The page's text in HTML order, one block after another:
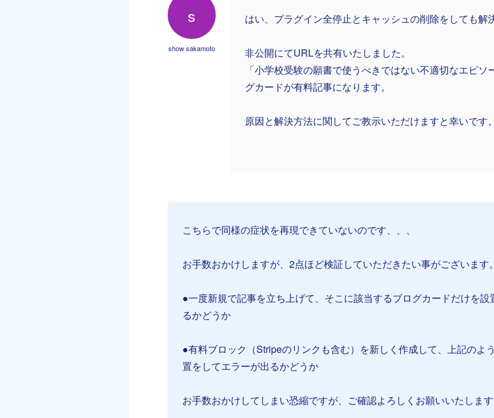
s
show sakamoto
はい、プラグイン全停止とキャッシュの削除をしても解
非公開にてURLを共有いたしました。
「小学校受験の願書で使うべきではない不適切なエピ
グカードが有料記事になります。
原因と解決方法に関してご教示いただけますと幸いです。
こちらで同様の症状を再現できていないのです、、、
お手数おかけしますが、2点ほど検証していただきたい事がございます。
●一度新規で記事を立ち上げて、そこに該当するブログカードだけを設
るかどうか
●有料ブロック（Stripeのリンクも含む）を新しく作成して、上記のよ
置をしてエラーが出るかどうか
お手数おかけしてしまい恐縮ですが、ご確認よろしくお願いいたします